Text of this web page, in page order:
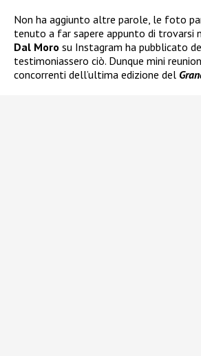
Non ha aggiunto altre parole, le foto
tenuto a far sapere appunto di trovarsi
Dal Moro su Instagram ha pubblicato
testimoniassero ciò. Dunque mini
concorrenti dell’ultima edizione del